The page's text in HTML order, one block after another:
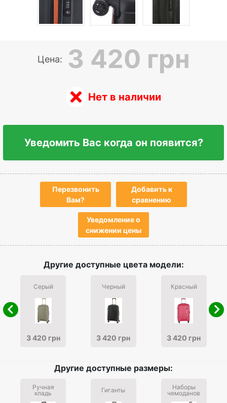
Цена: 3 420 грн
Нет в наличии
Уведомить Вас когда он появится?
Перезвонить
Вам?
Добавить к
сравнению
Уведомление о
снижении цены
Другие доступные цвета модели:
Серый
3 420 грн
Черный
3 420 грн
Красный
3 420 грн
Другие доступные размеры:
Ручная
кладь
Гиганты
Наборы
чемоданов